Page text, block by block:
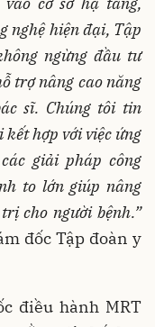
nghệ hiện đại, Tập
ngừng đầu tư
trợ nâng cao năng
sĩ. Chúng tôi tin
hợp với việc ứng
giải pháp công
to lớn giúp nâng
cho người bệnh.”
đốc Tập đoàn y
điều hành MRT